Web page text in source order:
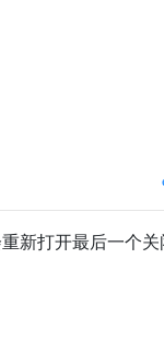
新打开最后一个关